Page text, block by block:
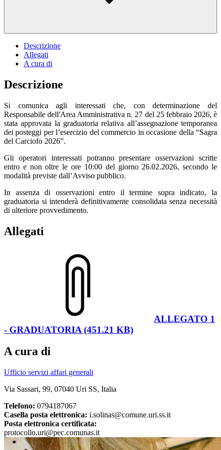
Descrizione
Allegati
A cura di
Descrizione
Si comunica agli interessati che, con determinazione del
Responsabile dell'Area Amministrativa n. 27 del 25 febbraio 2026, è
stata approvata la graduatoria relativa all’assegnazione temporanea
dei posteggi per l’esercizio del commercio in occasione della “Sagra
del Carciofo 2026”.
Gli operatori interessati potranno presentare osservazioni scritte
entro e non oltre le ore 10:00 del giorno 26.02.2026, secondo le
modalità previste dall’Avviso pubblico.
In assenza di osservazioni entro il termine sopra indicato, la
graduatoria si intenderà definitivamente consolidata senza necessità
di ulteriore provvedimento.
Allegati
ALLEGATO 1
- GRADUATORIA (451.21 KB)
A cura di
Ufficio servizi affari generali
Via Sassari, 99, 07040 Uri SS, Italia
Telefono: 0794187067
Casella posta elettronica: i.solinas@comune.uri.ss.it
Posta elettronica certificata:
protocollo.uri@pec.comunas.it